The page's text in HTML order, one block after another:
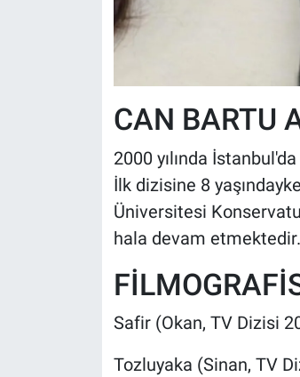
CAN BARTU
2000 yılında
İlk dizisine 8
Üniversitesi
hala devam etmektedir.
Safir (Okan, TV Dizisi
Tozluyaka (Sinan, TV